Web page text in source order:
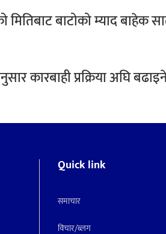
मितिबाट बाटोको म्याद
कारबाही प्रक्रिया अघि
Quick link
समाचार
विचार/ब्लग